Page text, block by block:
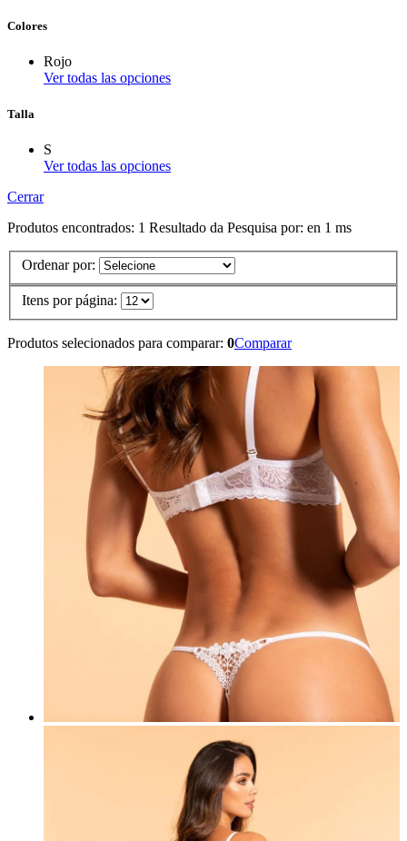
Colores
Rojo
Ver todas las opciones
Talla
S
Ver todas las opciones
Cerrar
Produtos encontrados: 1 Resultado da Pesquisa por: en 1 ms
Ordenar por:
Itens por página:
Produtos selecionados para comparar: 0Comparar